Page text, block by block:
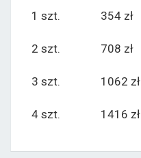
1 szt. 354 zł
2 szt.
708 zł
3 szt.
1062 zł
4 szt.
1416 zł